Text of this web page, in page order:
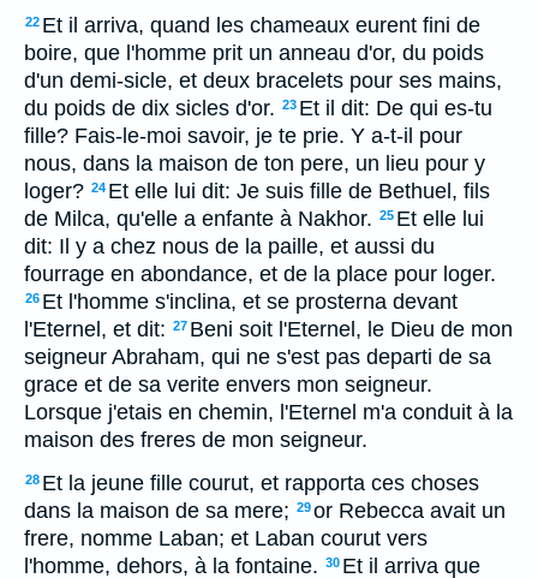
22 Et il arriva, quand les chameaux eurent fini de
boire, que l'homme prit un anneau d'or, du poids
d'un demi-sicle, et deux bracelets pour ses mains,
du poids de dix sicles d'or. 23 Et il dit: De qui es-tu
fille? Fais-le-moi savoir, je te prie. Y a-t-il pour
nous, dans la maison de ton pere, un lieu pour y
loger? 24 Et elle lui dit: Je suis fille de Bethuel, fils
de Milca, qu'elle a enfante à Nakhor. 25 Et elle lui
dit: Il y a chez nous de la paille, et aussi du
fourrage en abondance, et de la place pour loger.
26 Et l'homme s'inclina, et se prosterna devant
l'Eternel, et dit: 27 Beni soit l'Eternel, le Dieu de mon
seigneur Abraham, qui ne s'est pas departi de sa
grace et de sa verite envers mon seigneur.
Lorsque j'etais en chemin, l'Eternel m'a conduit à la
maison des freres de mon seigneur.
28 Et la jeune fille courut, et rapporta ces choses
dans la maison de sa mere; 29or Rebecca avait un
frere, nomme Laban; et Laban courut vers
l'homme, dehors, à la fontaine. 30 Et il arriva que